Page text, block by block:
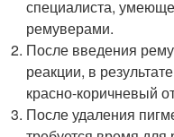
специалиста,
ремуверами.
После введения
реакции, в
красно-коричневый
После удаления